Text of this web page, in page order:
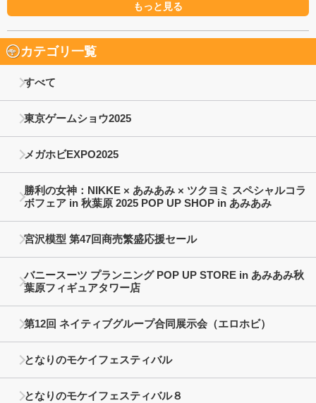
もっと見る
カテゴリ一覧
すべて
東京ゲームショウ2025
メガホビEXPO2025
勝利の女神：NIKKE × あみあみ × ツクヨミ スペシャルコラ
ボフェア in 秋葉原 2025 POP UP SHOP in あみあみ
宮沢模型 第47回商売繁盛応援セール
バニースーツ プランニング POP UP STORE in あみあみ秋
葉原フィギュアタワー店
第12回 ネイティブグループ合同展示会（エロホビ）
となりのモケイフェスティバル
となりのモケイフェスティバル８